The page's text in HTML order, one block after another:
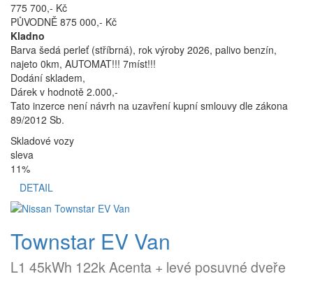
775 700,- Kč
PŮVODNĚ 875 000,- Kč
Kladno
Barva šedá perleť (stříbrná), rok výroby 2026, palivo benzín,
najeto 0km, AUTOMAT!!! 7míst!!!
Dodání skladem,
Dárek v hodnotě 2.000,-
Tato inzerce není návrh na uzavření kupní smlouvy dle zákona
89/2012 Sb.
Skladové vozy
sleva
11%
DETAIL
Townstar EV Van
L1 45kWh 122k Acenta + levé posuvné dveře